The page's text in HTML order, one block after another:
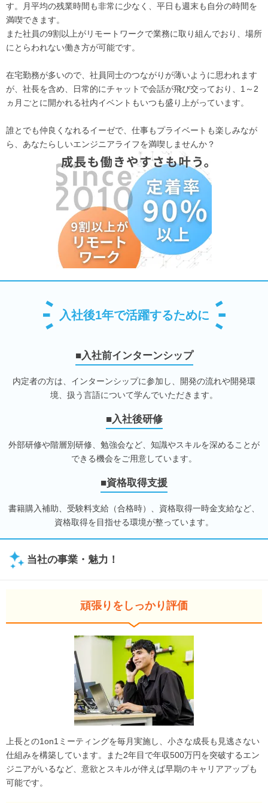
す。月平均の残業時間も非常に少なく、平日も週末も自分の時間を
満喫できます。
また社員の9割以上がリモートワークで業務に取り組んでおり、場所
にとらわれない働き方が可能です。
在宅勤務が多いので、社員同士のつながりが薄いように思われます
が、社長を含め、日常的にチャットで会話が飛び交っており、1～2
ヵ月ごとに開かれる社内イベントもいつも盛り上がっています。
誰とでも仲良くなれるイーゼで、仕事もプライベートも楽しみなが
ら、あなたらしいエンジニアライフを満喫しませんか？
入社後1年で活躍するために
■入社前インターンシップ
内定者の方は、インターンシップに参加し、開発の流れや開発環
境、扱う言語について学んでいただきます。
■入社後研修
外部研修や階層別研修、勉強会など、知識やスキルを深めることが
できる機会をご用意しています。
■資格取得支援
書籍購入補助、受験料支給（合格時）、資格取得一時金支給など、
資格取得を目指せる環境が整っています。
当社の事業・魅力！
頑張りをしっかり評価
上長との1on1ミーティングを毎月実施し、小さな成長も見逃さない
仕組みを構築しています。また2年目で年収500万円を突破するエン
ジニアがいるなど、意欲とスキルが伴えば早期のキャリアアップも
可能です。